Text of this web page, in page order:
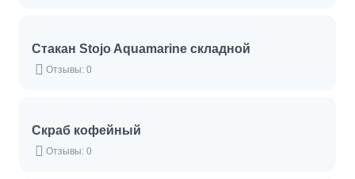
Стакан Stojo Aquamarine складной
Отзывы: 0
Скраб­­­ кофейный
Отзывы: 0